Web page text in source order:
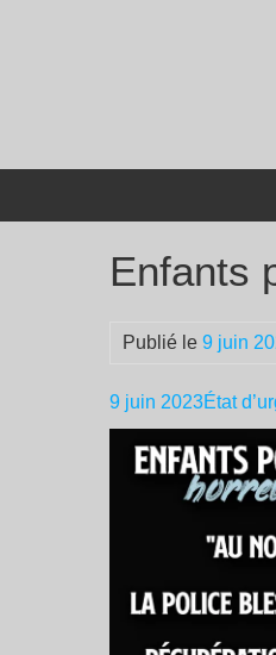
Enfants
Publié le 9 juin
9 juin 2023État